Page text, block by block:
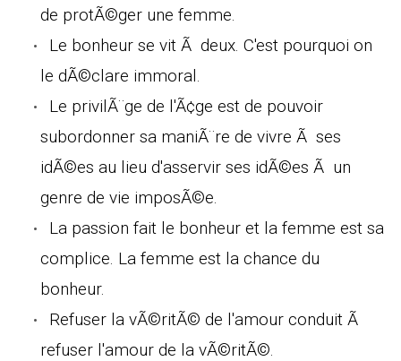
de protÃ©ger une femme.
Le bonheur se vit Ã deux. C'est pourquoi on
le dÃ©clare immoral.
Le privilÃ¨ge de l'Ã¢ge est de pouvoir
subordonner sa maniÃ¨re de vivre Ã ses
idÃ©es au lieu d'asservir ses idÃ©es Ã un
genre de vie imposÃ©e.
La passion fait le bonheur et la femme est sa
complice. La femme est la chance du
bonheur.
Refuser la vÃ©ritÃ© de l'amour conduit Ã
refuser l'amour de la vÃ©ritÃ©.